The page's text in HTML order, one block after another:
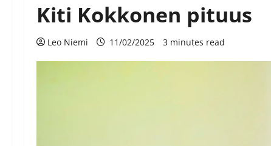
Kiti Kokkonen pituus
Leo Niemi 11/02/2025 3 minutes read